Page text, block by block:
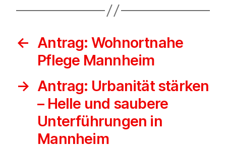
← Antrag: Wohnortnahe
Pflege Mannheim
→ Antrag: Urbanität stärken
– Helle und saubere
Unterführungen in
Mannheim